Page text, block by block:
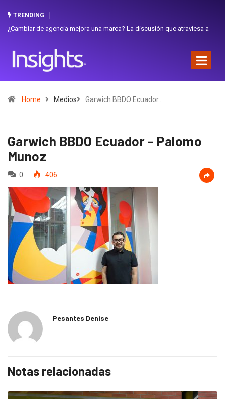
TRENDING
de agencia mejora una marca? La discusión que atraviesa a
Gabriela
Home Medios Garwich BBDO Ecuador…
Garwich BBDO Ecuador – Palomo
Munoz
0 406
Pesantes Denise
Notas relacionadas